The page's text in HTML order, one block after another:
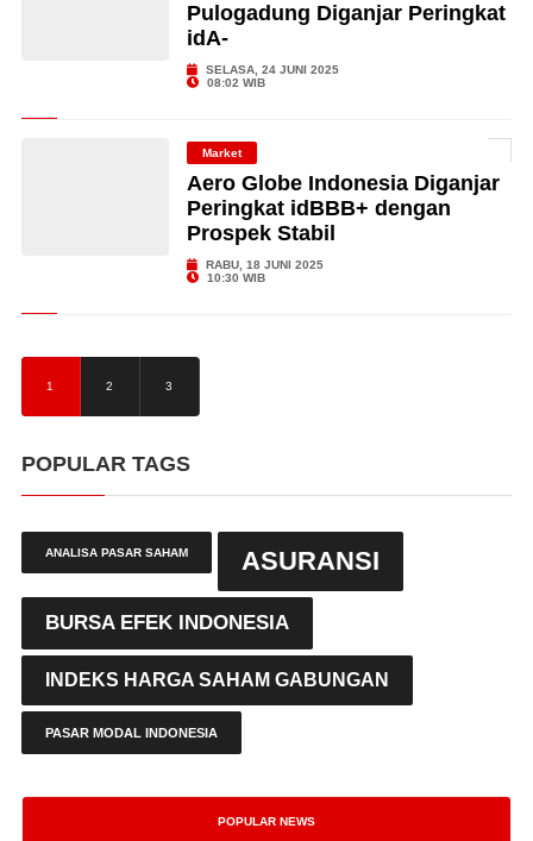
Pulogadung Diganjar Peringkat
idA-
SELASA, 24 JUNI 2025
08:02 WIB
Market
Aero Globe Indonesia Diganjar
Peringkat idBBB+ dengan
Prospek Stabil
RABU, 18 JUNI 2025
10:30 WIB
1 2 3
POPULAR TAGS
ANALISA PASAR SAHAM ASURANSI
BURSA EFEK INDONESIA
INDEKS HARGA SAHAM GABUNGAN
PASAR MODAL INDONESIA
POPULAR NEWS